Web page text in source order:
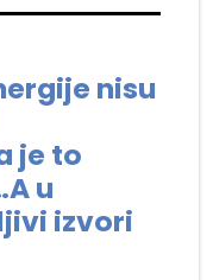
nisu
je to
u
izvori